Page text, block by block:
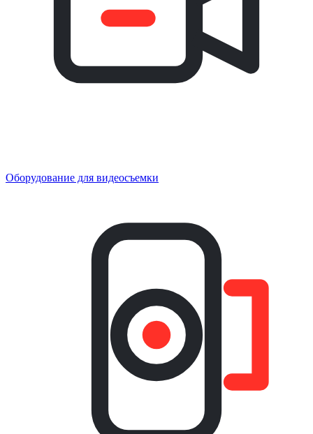
Оборудование для видеосъемки